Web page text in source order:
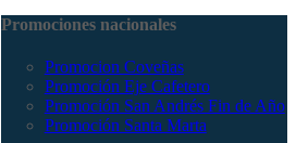
Promociones nacionales
Promocion Coveñas
Promoción Eje Cafetero
Promoción San Andrés Fin de Año
Promoción Santa Marta